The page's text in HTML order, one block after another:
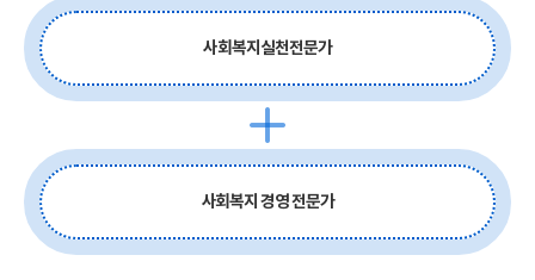
사회복지실천전문가
사회복지 경영 전문가